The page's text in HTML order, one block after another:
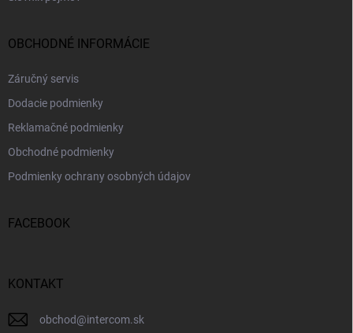
OBCHODNÉ INFORMÁCIE
Záručný servis
Dodacie podmienky
Reklamačné podmienky
Obchodné podmienky
Podmienky ochrany osobných údajov
FACEBOOK
KONTAKT
obchod@intercom.sk